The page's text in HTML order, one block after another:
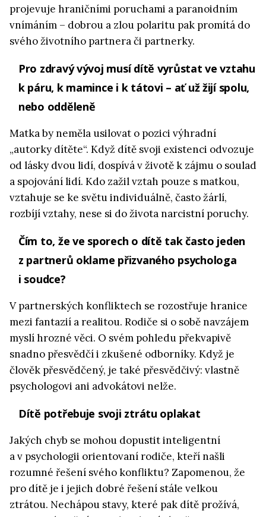
projevuje hraničními poruchami a paranoidním
vnímáním – dobrou a zlou polaritu pak promítá do
svého životního partnera či partnerky.
Pro zdravý vývoj musí dítě vyrůstat ve vztahu
k páru, k mamince i k tátovi – ať už žijí spolu,
nebo odděleně
Matka by neměla usilovat o pozici výhradní
„autorky dítěte“. Když dítě svoji existenci odvozuje
od lásky dvou lidí, dospívá v životě k zájmu o soulad
a spojování lidí. Kdo zažil vztah pouze s matkou,
vztahuje se ke světu individuálně, často žárlí,
rozbíjí vztahy, nese si do života narcistní poruchy.
Čím to, že ve sporech o dítě tak často jeden
z partnerů oklame přizvaného psychologa
i soudce?
V partnerských konfliktech se rozostřuje hranice
mezi fantazií a realitou. Rodiče si o sobě navzájem
myslí hrozné věci. O svém pohledu překvapivě
snadno přesvědčí i zkušené odborníky. Když je
člověk přesvědčený, je také přesvědčivý: vlastně
psychologovi ani advokátovi nelže.
Dítě potřebuje svoji ztrátu oplakat
Jakých chyb se mohou dopustit inteligentní
a v psychologii orientovaní rodiče, kteří našli
rozumné řešení svého konfliktu? Zapomenou, že
pro dítě je i jejich dobré řešení stále velkou
ztrátou. Nechápou stavy, které pak dítě prožívá,